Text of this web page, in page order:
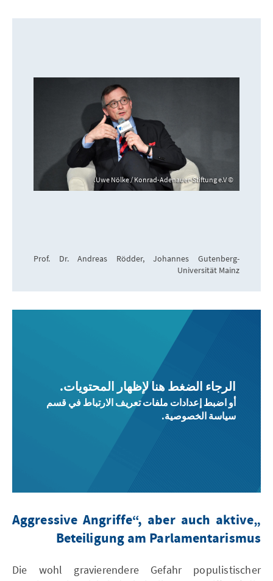
Uwe Nölke / Konrad-Adenauer-Stiftung e.V.
Prof. Dr. Andreas Rödder, Johannes Gutenberg-
Universität Mainz
الرجاء الضغط هنا لإظهار المحتويات.
أو اضبط إعدادات ملفات تعريف الارتباط في قسم
سياسة الخصوصية.
„Aggressive Angriffe“, aber auch aktive
Beteiligung am Parlamentarismus
Die wohl gravierendere Gefahr populistischer